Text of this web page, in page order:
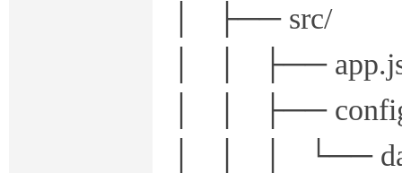
│ ├── src/
│ │ ├──
│ │ ├──
│ │ │ └──